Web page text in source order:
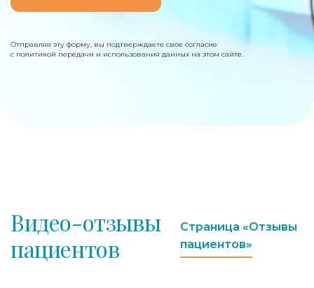
Отправляя эту форму, вы подтверждаете свое согласие
с политикой передачи и использования данных на этом сайте.
Видео-отзывы
пациентов
Страница «Отзывы
пациентов»